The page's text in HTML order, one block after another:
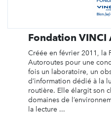
Fondation VINCI
Créée en février 2011, la
Autoroutes pour une
fois un laboratoire, un
d’information dédié à la
routière. Elle élargit son
domaines de
la lecture ...